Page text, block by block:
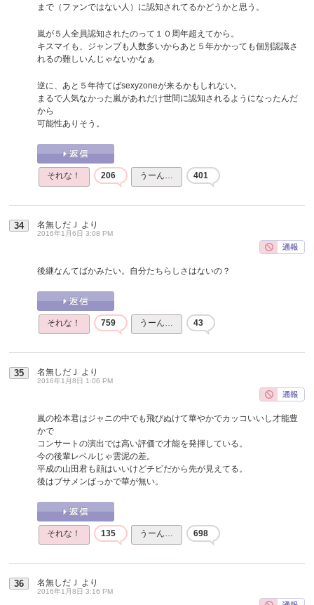
まで（ファンではない人）に認知されてるかどうかと思う。
嵐が５人全員認知されたのって１０周年超えてから。
キスマイも、ジャンプも人数多いからあと５年かかっても個別認識さ
れるの難しいんじゃないかなぁ
逆に、あと５年待てばsexyzoneが来るかもしれない。
まるで人気なかった嵐があれだけ世間に認知されるようになったんだ
から
可能性ありそう。
それな！ 206 うーん… 401
34 名無しだＪ より
2016年1月6日 3:08 PM
後継なんてばかみたい。自分たちらしさはないの？
それな！ 759 うーん… 43
35 名無しだＪ より
2016年1月8日 1:06 PM
嵐の松本君はジャニの中でも飛びぬけて華やかでカッコいいし才能豊
かで
コンサートの演出では高い評価で才能を発揮している。
今の後輩レベルじゃ雲泥の差。
平成の山田君も顔はいいけどチビだから先が見えてる。
後はブサメンばっかで華が無い。
それな！ 135 うーん… 698
36 名無しだＪ より
2016年1月8日 3:16 PM